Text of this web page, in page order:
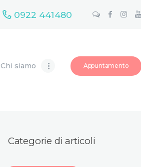
0922 441480
Chi siamo Appuntamento
Categorie di articoli